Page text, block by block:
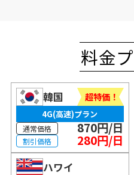
料金
韓国 超特価！
4G(高速)プラン
通常価格 870円/日
割引価格 280円/日
ハワイ